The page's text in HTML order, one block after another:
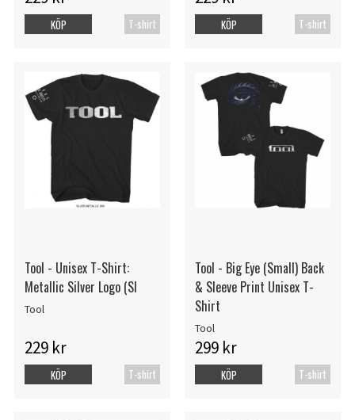
T-shirt
KÖP T-shirt
KÖP
Tool - Unisex T-Shirt:
Metallic Silver Logo (Sl
Tool
229 kr
T-shirt
KÖP
Tool - Big Eye (Small) Back
& Sleeve Print Unisex T-
Shirt
Tool
299 kr
T-shirt
KÖP